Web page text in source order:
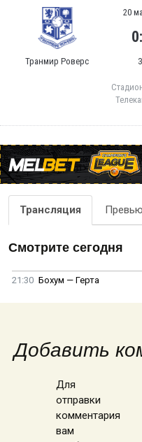
Транмир Роверс
20
Трансляция Превью
Смотрите сегодня
21:30 Бохум — Герта
Добавить
Для
отправки
комментария
вам